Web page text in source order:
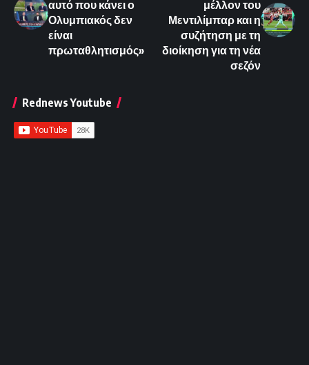
αυτό που κάνει ο
Ολυμπιακός δεν
είναι
πρωταθλητισμός»
μέλλον του
Μεντιλίμπαρ και η
συζήτηση με τη
διοίκηση για τη νέα
σεζόν
Rednews Youtube